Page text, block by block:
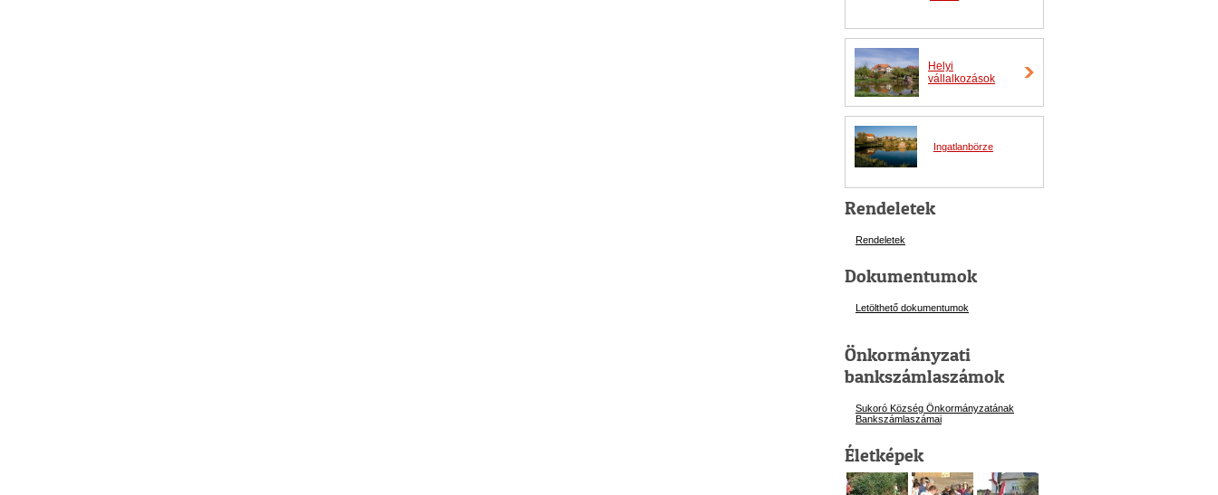
Helyi
vállalkozások
Ingatlanbörze
Rendeletek
Rendeletek
Dokumentumok
Letölthető dokumentumok
Önkormányzati
bankszámlaszámok
Sukoró Község Önkormányzatának
Bankszámlaszámai
Életképek